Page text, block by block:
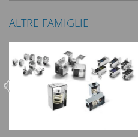
ALTRE FAMIGLIE
Previous